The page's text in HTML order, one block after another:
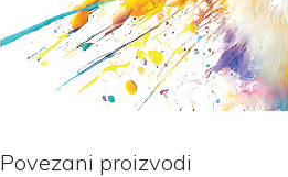
Povezani proizvodi